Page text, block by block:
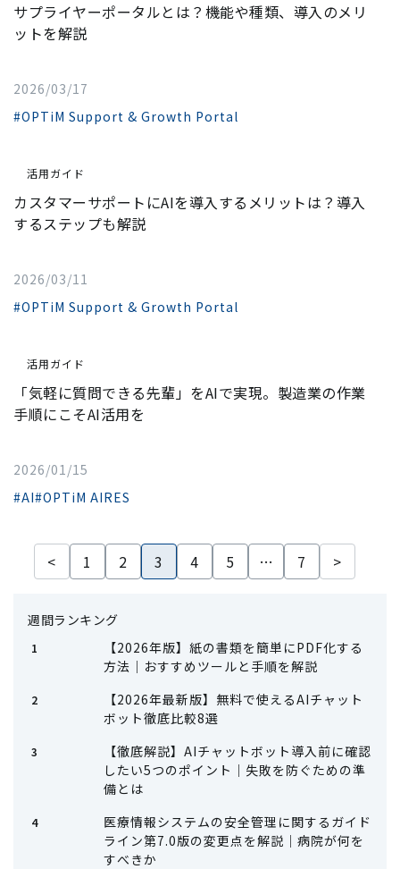
サプライヤーポータルとは？機能や種類、導入のメリ
ットを解説
2026/03/17
#OPTiM Support & Growth Portal
活用ガイド
カスタマーサポートにAIを導入するメリットは？導入
するステップも解説
2026/03/11
#OPTiM Support & Growth Portal
活用ガイド
「気軽に質問できる先輩」をAIで実現。製造業の作業
手順にこそAI活用を
2026/01/15
#AI#OPTiM AIRES
< 1 2 3 4 5 … 7 >
週間ランキング
【2026年版】紙の書類を簡単にPDF化する
方法｜おすすめツールと手順を解説
【2026年最新版】無料で使えるAIチャット
ボット徹底比較8選
【徹底解説】AIチャットボット導入前に確認
したい5つのポイント｜失敗を防ぐための準
備とは
医療情報システムの安全管理に関するガイド
ライン第7.0版の変更点を解説｜病院が何を
すべきか